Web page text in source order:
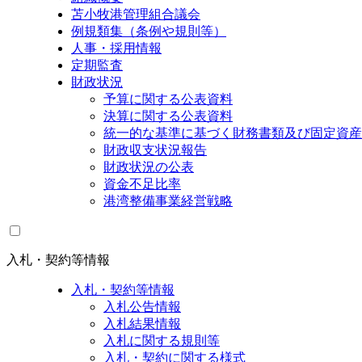
苫小牧港管理組合議会
例規類集（条例や規則等）
人事・採用情報
定期監査
財政状況
予算に関する公表資料
決算に関する公表資料
統一的な基準に基づく財務書類及び固定資
財政収支状況報告
財政状況の公表
資金不足比率
港湾整備事業経営戦略
入札・契約等情報
入札・契約等情報
入札公告情報
入札結果情報
入札に関する規則等
入札・契約に関する様式